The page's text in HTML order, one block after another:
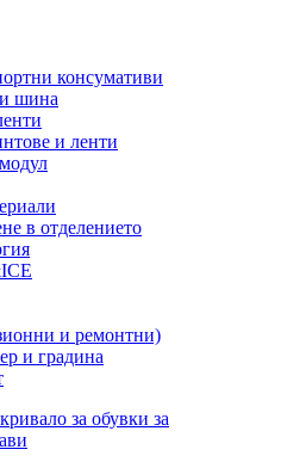
консумативи
шина
и ленти
в отделението
и ремонтни)
и градина